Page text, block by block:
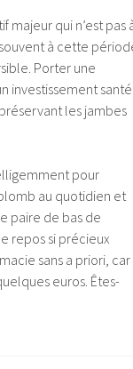
qui n’est pas
à cette
Porter une
investissement santé
les jambes
pour
au quotidien et
paire de bas de
repos si précieux
sans a priori, car
euros. Êtes-